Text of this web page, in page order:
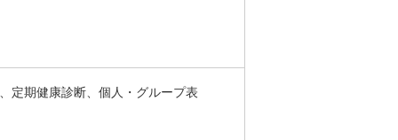
定期健康診断、個人・グループ表